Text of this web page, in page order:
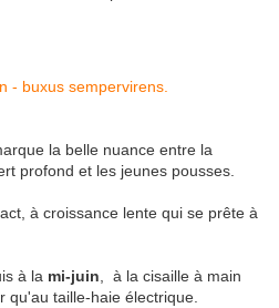
la belle nuance entre la
profond et les jeunes pousses.
à croissance lente qui se prête à
à la mi-juin , à la cisaille à main
qu'au taille-haie électrique.